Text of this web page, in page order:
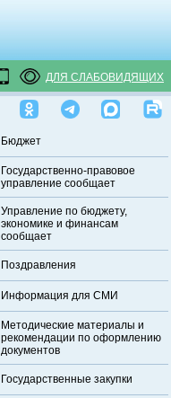
ДЛЯ СЛАБОВИДЯЩИХ
Бюджет
Государственно-правовое
управление сообщает
Управление по бюджету,
экономике и финансам
сообщает
Поздравления
Информация для СМИ
Методические материалы и
рекомендации по оформлению
документов
Государственные закупки